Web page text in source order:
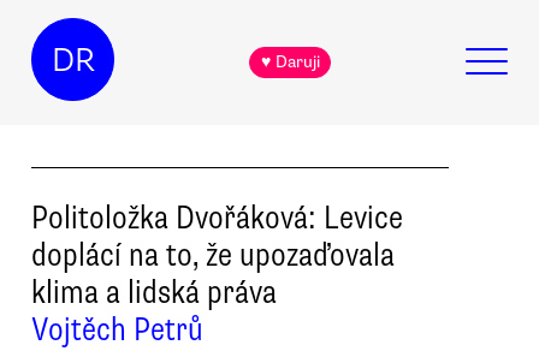
DR ♥ Daruji
Politoložka Dvořáková: Levice
doplácí na to, že upozaďovala
klima a lidská práva
Vojtěch Petrů